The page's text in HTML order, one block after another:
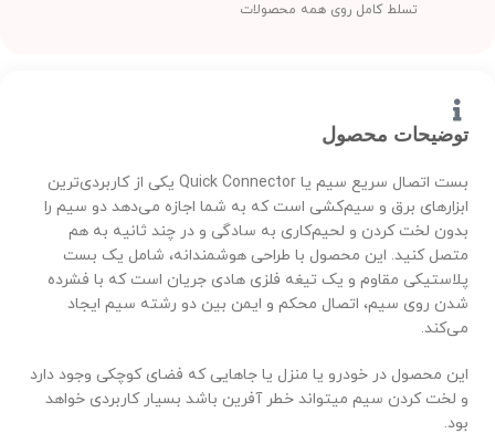
تسلط کامل روی همه محصولات
توضیحات محصول
بست اتصال سریع سیم یا Quick Connector یکی از کاربردی‌ترین
ابزارهای برق و سیم‌کشی است که به شما اجازه می‌دهد دو سیم را
بدون لخت کردن و لحیم‌کاری به سادگی و در چند ثانیه به هم
متصل کنید. این محصول با طراحی هوشمندانه، شامل یک بست
پلاستیکی مقاوم و یک تیغه فلزی هادی جریان است که با فشرده
شدن روی سیم، اتصال محکم و ایمن بین دو رشته سیم ایجاد
می‌کند.
این محصول در خودرو یا منزل یا جاهایی که فضای کوچکی وجود دارد
و لخت کردن سیم میتواند خطر آفرین باشد بسیار کاربردی خواهد
بود.